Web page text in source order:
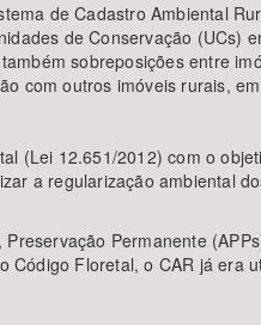
de Cadastro Ambiental
de Conservação (UCs)
sobreposições entre
com outros imóveis rurais,
(Lei 12.651/2012) com o
a regularização ambiental
Permanente
Floretal, o CAR já era